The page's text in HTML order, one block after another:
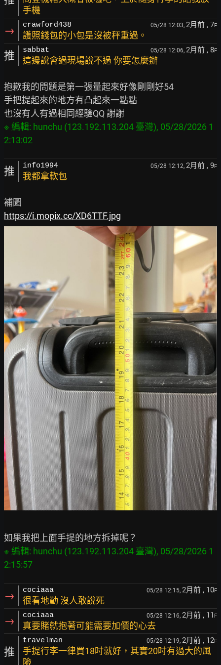
手機
→ crawford438 05/28 12:03, 2月前 , 7F
護照錢包的小包是沒被秤重過。
推 sabbat 05/28 12:06, 2月前 , 8F
這邊說會過現場說不過 你要怎麼辦
抱歉我的問題是第一張量起來好像剛剛好54
手把提起來的地方有凸起來一點點
※ 編輯: hunchu (123.192.113.204 臺灣), 05/28/2026 1
推 info1994 05/28 12:12, 2月前 , 9F
我都拿軟包
https://i.mopix.cc/XD6TTF.jpg
※ 編輯: hunchu (123.192.113.204 臺灣), 05/28/2026 1
→ cociaaa 05/28 12:15, 2月前 , 10F
很看地勤 沒人敢說死
→ cociaaa 05/28 12:16, 2月前 , 11 F
真要賭就抱著可能需要加價的心去
推
travelman 05/28 12:19, 2月前 , 12F
手提行李一律買18吋就好，其實20吋有過大的風
險